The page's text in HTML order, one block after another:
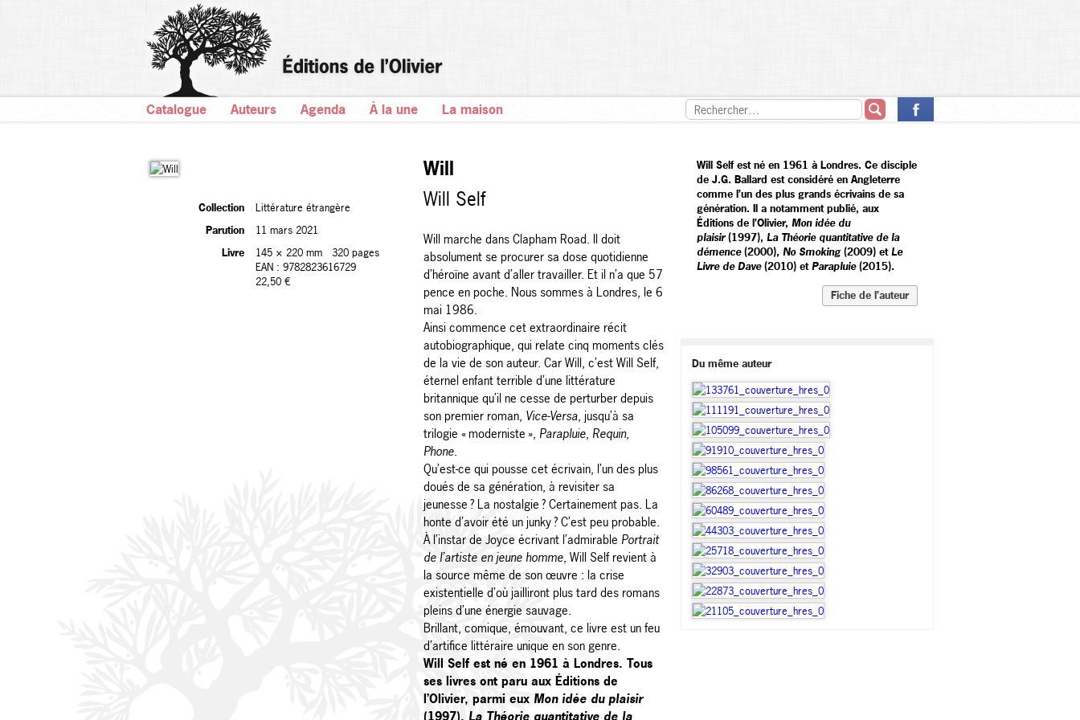
Catalogue Auteurs Agenda À la une La maison
Collection
Littérature étrangère
Parution
11 mars 2021
Livre
145 × 220 mm
320 pages
EAN : 9782823616729
22,50 €
Will
Will Self
Will marche dans Clapham Road. Il doit
absolument se procurer sa dose quotidienne
d’héroïne avant d’aller travailler. Et il n’a que 57
pence en poche. Nous sommes à Londres, le 6
mai 1986.
Ainsi commence cet extraordinaire récit
autobiographique, qui relate cinq moments clés
de la vie de son auteur. Car Will, c’est Will Self,
éternel enfant terrible d’une littérature
britannique qu’il ne cesse de perturber depuis
son premier roman, Vice-Versa, jusqu’à sa
trilogie « moderniste », Parapluie, Requin,
Phone.
Qu’est-ce qui pousse cet écrivain, l’un des plus
doués de sa génération, à revisiter sa
jeunesse ? La nostalgie ? Certainement pas. La
honte d’avoir été un junky ? C’est peu probable.
À l’instar de Joyce écrivant l’admirable Portrait
de l’artiste en jeune homme, Will Self revient à
la source même de son œuvre : la crise
existentielle d’où jailliront plus tard des romans
pleins d’une énergie sauvage.
Brillant, comique, émouvant, ce livre est un feu
d’artifice littéraire unique en son genre.
Will Self est né en 1961 à Londres. Tous
ses livres ont paru aux Éditions de
l’Olivier, parmi eux Mon idée du plaisir
(1997), La Théorie quantitative de la
Will Self est né en 1961 à Londres. Ce disciple
de J.G. Ballard est considéré en Angleterre
comme l’un des plus grands écrivains de sa
génération. Il a notamment publié, aux
Éditions de l’Olivier, Mon idée du
plaisir(1997), La Théorie quantitative de la
démence(2000), No Smoking(2009) etLe
Livre de Dave(2010) etParapluie(2015).
Fiche de l’auteur
Du même auteur